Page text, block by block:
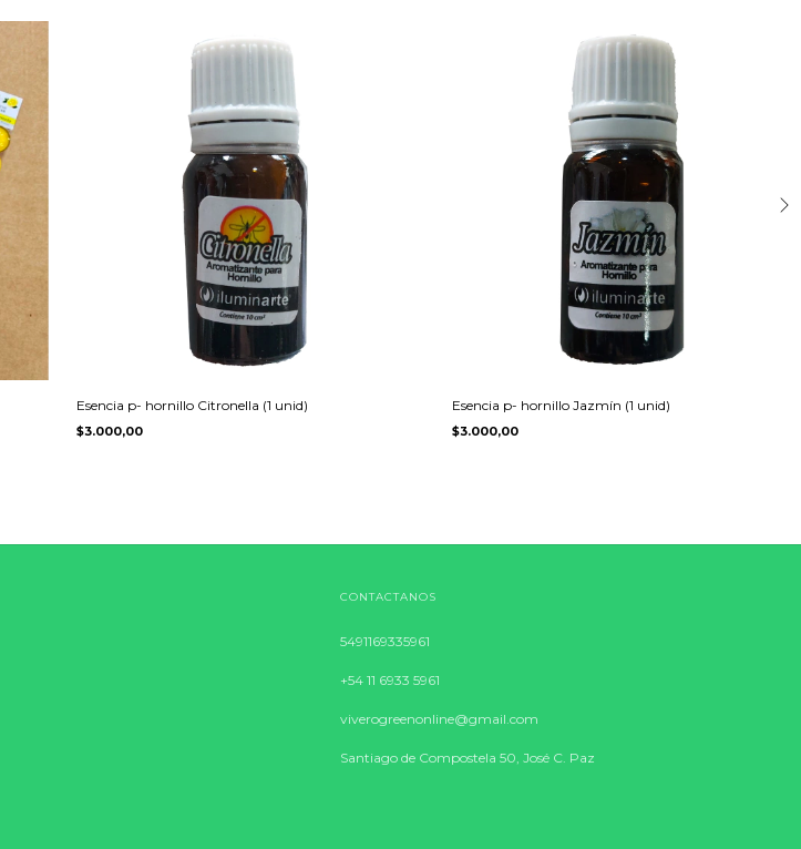
Esencia p- hornillo Citronella (1 unid)
$3.000,00
Esencia p- hornillo Jazmín (1 unid)
$3.000,00
CONTACTANOS
5491169335961
+54 11 6933 5961
viverogreenonline@gmail.com
Santiago de Compostela 50, José C. Paz